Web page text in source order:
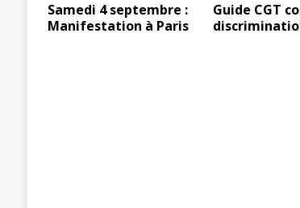
Samedi 4 septembre :
Manifestation à Paris
Guide CGT